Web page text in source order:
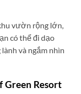
vườn rộng lớn,
có thể đi dạo
và ngắm nhìn
Green Resort